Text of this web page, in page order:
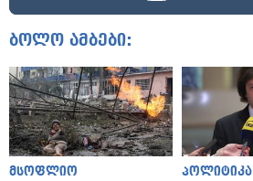
ბოლო ამბები:
მსოფლიო პოლიტიკა